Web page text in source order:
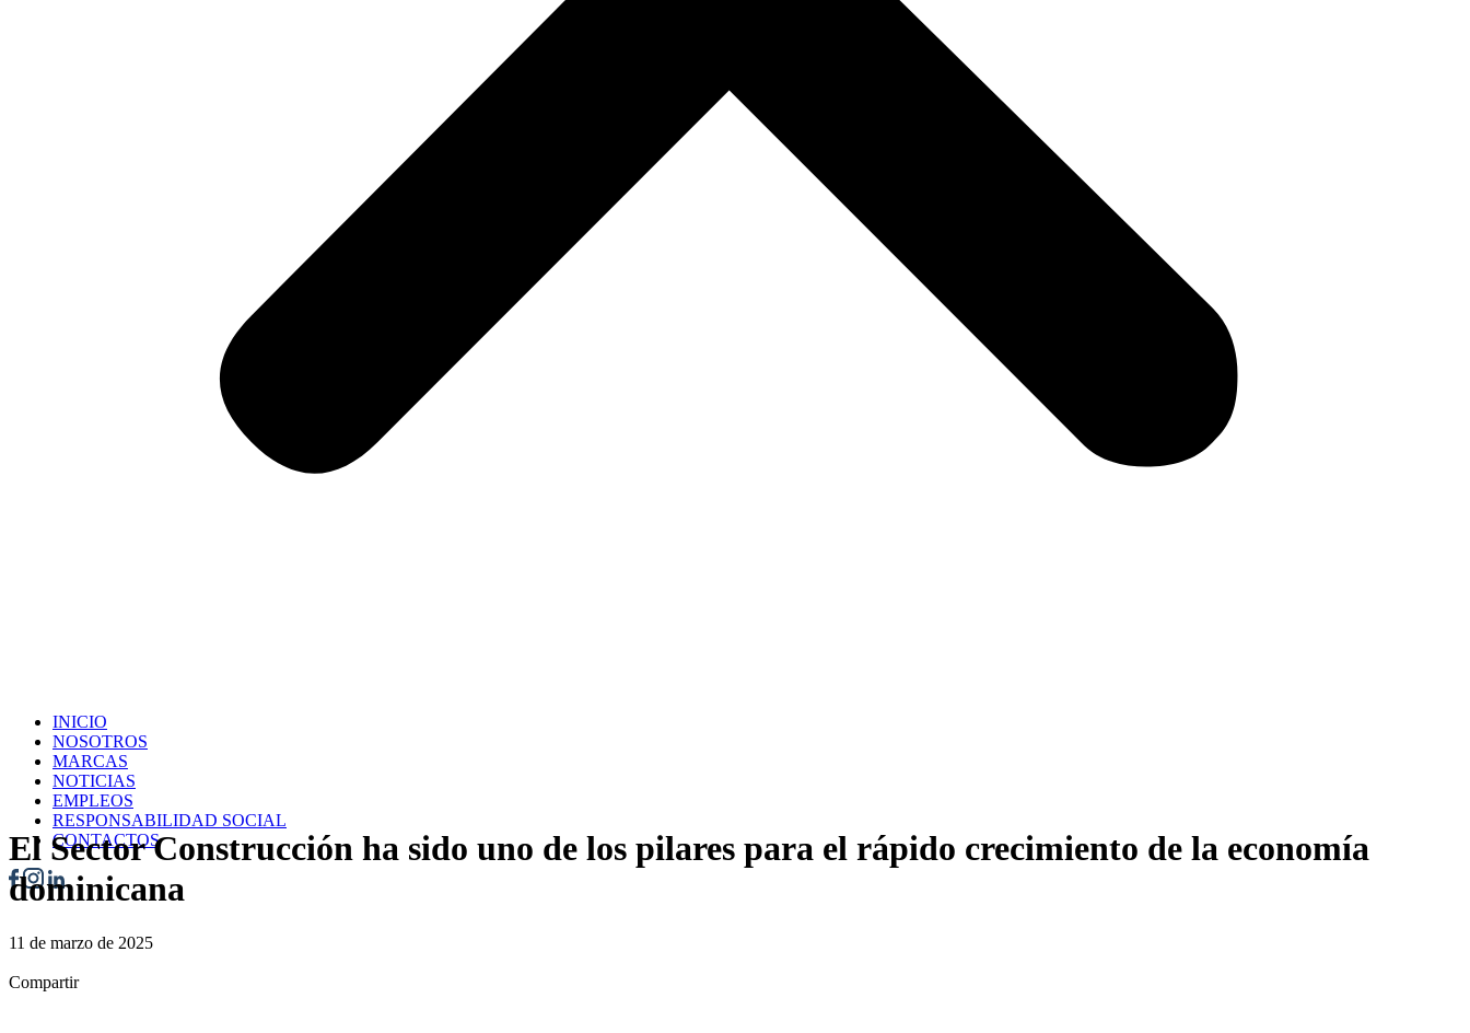
INICIO
NOSOTROS
MARCAS
NOTICIAS
EMPLEOS
RESPONSABILIDAD SOCIAL
CONTACTOS
El Sector Construcción ha sido uno de los pilares para el rápido crecimiento de la economía
dominicana
11 de marzo de 2025
Compartir